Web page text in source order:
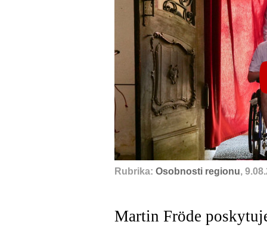
Rubrika: Osobnosti regionu,
Martin Fröde